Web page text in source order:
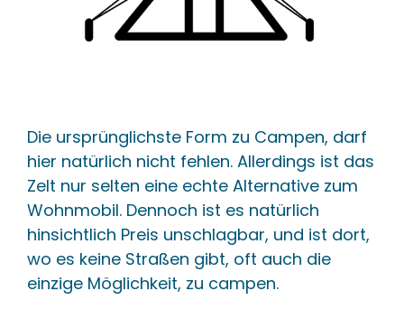
Die ursprünglichste Form zu Campen, darf
hier natürlich nicht fehlen. Allerdings ist das
Zelt nur selten eine echte Alternative zum
Wohnmobil. Dennoch ist es natürlich
hinsichtlich Preis unschlagbar, und ist dort,
wo es keine Straßen gibt, oft auch die
einzige Möglichkeit, zu campen.